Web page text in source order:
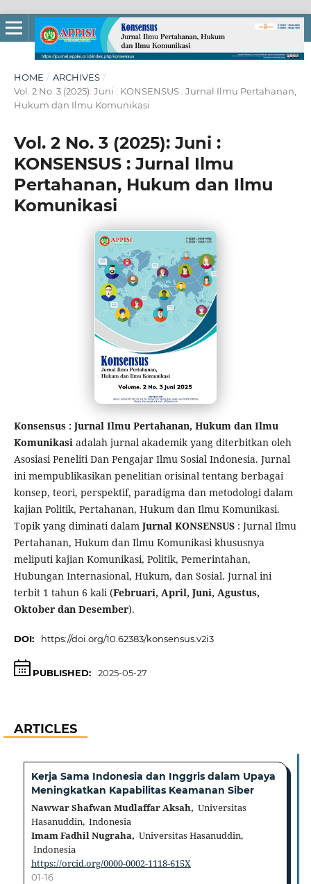
HOME / ARCHIVES /
Vol. 2 No. 3 (2025): Juni : KONSENSUS : Jurnal Ilmu Pertahanan,
Hukum dan Ilmu Komunikasi
Vol. 2 No. 3 (2025): Juni :
KONSENSUS : Jurnal Ilmu
Pertahanan, Hukum dan Ilmu
Komunikasi
Konsensus : Jurnal Ilmu Pertahanan, Hukum dan Ilmu
Komunikasiadalah jurnal akademik yang diterbitkan oleh
Asosiasi Peneliti Dan Pengajar Ilmu Sosial Indonesia. Jurnal
ini mempublikasikan penelitian orisinal tentang berbagai
konsep, teori, perspektif, paradigma dan metodologi dalam
kajian Politik, Pertahanan, Hukum dan Ilmu Komunikasi.
Topik yang diminati dalam Jurnal KONSENSUS: Jurnal Ilmu
Pertahanan, Hukum dan Ilmu Komunikasi khususnya
meliputi kajian Komunikasi, Politik, Pemerintahan,
Hubungan Internasional, Hukum, dan Sosial. Jurnal ini
terbit 1 tahun 6 kali (Februari, April, Juni, Agustus,
Oktober dan Desember).
DOI: https://doi.org/10.62383/konsensus.v2i3
PUBLISHED: 2025-05-27
ARTICLES
Kerja Sama Indonesia dan Inggris dalam Upaya
Meningkatkan Kapabilitas Keamanan Siber
Nawwar Shafwan Mudlaffar Aksah, Universitas
Hasanuddin, Indonesia
Imam Fadhil Nugraha, Universitas Hasanuddin,
Indonesia
https://orcid.org/0000-0002-1118-615X
01-16